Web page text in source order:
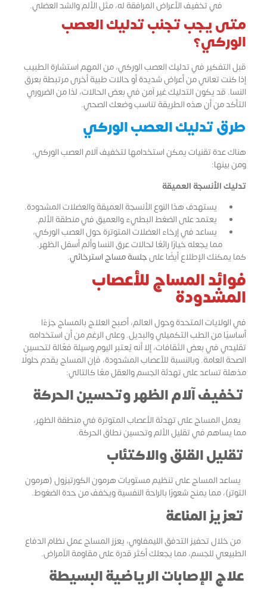
في تخفيف الأعراض المرافقة له، مثل الألم والشد العضلي.
متى يجب تجنب تدليك العصب
الوركي؟
قبل التفكير في تدليك العصب الوركي، من المهم استشارة الطبيب
إذا كنت تعاني من أعراض شديدة أو حالات طبية أخرى مرتبطة بعرق
النسا. قد يكون التدليك غير آمن في بعض الحالات، لذا من الضروري
التأكد من أن هذه الطريقة تناسب وضعك الصحي.
طرق تدليك العصب الوركي
هناك عدة تقنيات يمكن استخدامها لتخفيف آلام العصب الوركي،
ومن بينها:
تدليك الأنسجة العميقة
يستهدف هذا النوع الأنسجة العميقة والعضلات المشدودة.
يعتمد على الضغط البطيء والعميق في منطقة الألم.
يساعد في إرخاء العضلات المتوترة حول العصب الوركي،
مما يجعله خيارًا رائعًا لحالات عرق النسا وألم أسفل الظهر.
كما يمكنك الإطلاع أيضًا علىجلسة مساج استرخائي.
فوائد المساج للأعصاب
المشدودة
في الولايات المتحدة وحول العالم، أصبح العلاج بالمساج جزءًا
أساسيًا من الطب التكميلي والبديل. وعلى الرغم من أن استخدامه
تقليدي في بعض الثقافات، إلا أنه يُعتبر اليوم وسيلة فعّالة لتحسين
الصحة العامة. وبالنسبة للأعصاب المشدودة، فإن المساج يقدم حلولًا
مذهلة تساعد على تهدئة الجسم والعقل معًا كالتالي:
تخفيف آلام الظهر وتحسين الحركة
يعمل المساج على تهدئة الأعصاب المتوترة في منطقة الظهر،
مما يساهم في تقليل الألم وتحسين نطاق الحركة.
تقليل القلق والاكتئاب
يساعد المساج على تنظيم مستويات هرمون الكورتيزول (هرمون
التوتر)، مما يمنح شعورًا بالراحة النفسية ويخفف من حدة الضغوط.
تعزيز المناعة
من خلال تحفيز التدفق الليمفاوي، يعزز المساج عمل نظام الدفاع
الطبيعي للجسم، مما يجعلك أكثر قدرة على مقاومة الأمراض.
علاج الإصابات الرياضية البسيطة